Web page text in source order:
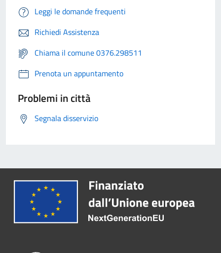
Leggi le domande frequenti
Richiedi Assistenza
Chiama il comune 0376.298511
Prenota un appuntamento
Problemi in città
Segnala disservizio